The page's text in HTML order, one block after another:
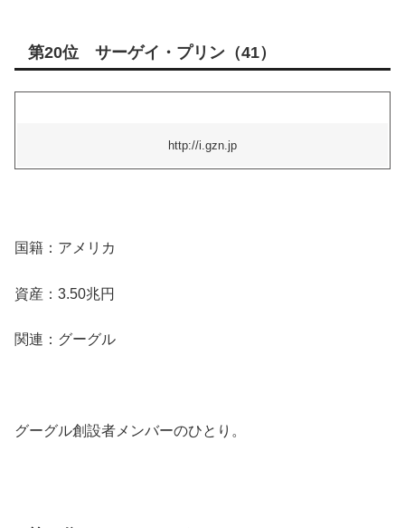
第20位 サーゲイ・プリン（41）
http://i.gzn.jp
国籍：アメリカ
資産：3.50兆円
関連：グーグル
グーグル創設者メンバーのひとり。